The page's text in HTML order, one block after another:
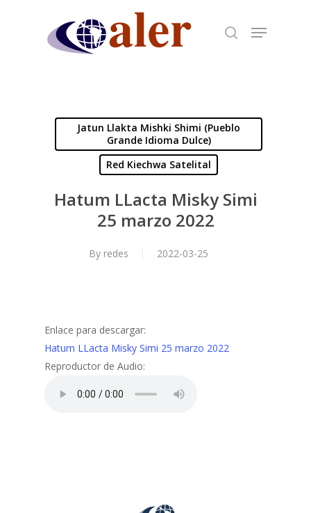
Jatun Llakta Mishki Shimi (Pueblo
Grande Idioma Dulce)
Red Kiechwa Satelital
Hatum LLacta Misky Simi
25 marzo 2022
By redes 2022-03-25
Enlace para descargar:
Hatum LLacta Misky Simi 25 marzo 2022
Reproductor de Audio: